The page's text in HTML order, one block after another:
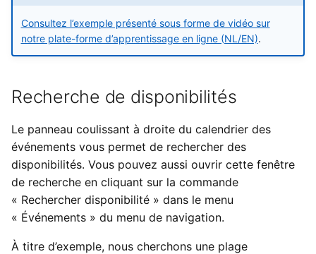
l
a
r
e
c
Importations
Fichiers
Intégrations
Préférences système
Fonctionnalités obsolètes
et supprimées
Audit
Types de données externes
Introduire les heures
Yesplan 27, juill. 2020
Yesplan 26.2, avr. 2020
Yesplan 26.1, nov. 2019
Yesplan 26, oct. 2019
Yesplan 25, nov. 2018
Yesplan 24, juin 2018
Consultez l’exemple présenté sous forme de vidéo sur
notre plate-forme d’apprentissage en ligne (NL/EN).
Recherche de disponibilités
Le panneau coulissant à droite du calendrier des
événements vous permet de rechercher des
disponibilités. Vous pouvez aussi ouvrir cette fenêtre
de recherche en cliquant sur la commande
« Rechercher disponibilité » dans le menu
« Événements » du menu de navigation.
À titre d’exemple, nous cherchons une plage